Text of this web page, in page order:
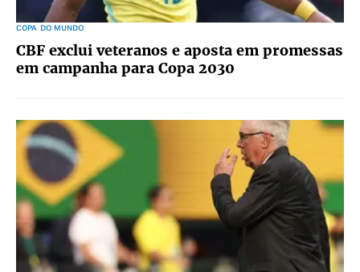
COPA DO MUNDO
CBF exclui veteranos e aposta em promessas
em campanha para Copa 2030